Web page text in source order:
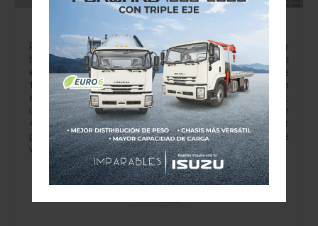
Leapmotor asegura posventa con respaldo
Mopar
Redaccion VAM Previo a su llegada a México, Leapmotor
busca diferenciarse no sólo por su propuesta de vehículos
eléctricos inteligentes, sino por el respaldo posventa que
tendrá dentro del grupo Stellantis. La marca contará con
el apoyo del Centro de Distribución de Partes Mopar,
ubicado en Toluca, Estado de México, una instalación de
45,000 metros cuadrados preparada para abastecer
partes, accesorios y refacciones a más de 170 puntos de
venta en el país. El PDC Mopar cuenta con más de…